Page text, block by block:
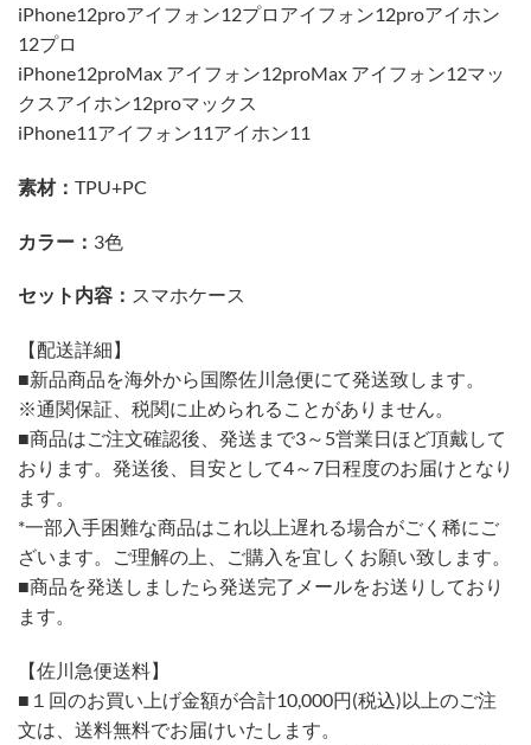
iPhone12proアイフォン12プロアイフォン12proアイホン
12プロ
iPhone12proMax アイフォン12proMax アイフォン12マッ
クスアイホン12proマックス
iPhone11アイフォン11アイホン11
素材： TPU+PC
カラー： 3色
セット内容： スマホケース
【配送詳細】
■新品商品を海外から国際佐川急便にて発送致します。
※通関保証、税関に止められることがありません。
■商品はご注文確認後、発送まで3～5営業日ほど頂戴して
おります。発送後、目安として4～7日程度のお届けとなり
ます。
*一部入手困難な商品はこれ以上遅れる場合がごく稀にご
ざいます。ご理解の上、ご購入を宜しくお願い致します。
■商品を発送しましたら発送完了メールをお送りしており
ます。
【佐川急便送料】
■１回のお買い上げ金額が合計10,000円(税込)以上のご注
文は、送料無料でお届けいたします。